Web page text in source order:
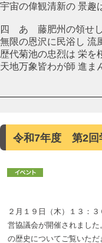
宇宙の偉観清新の 景趣
四 あゝ藤肥州の領せ
無限の恩沢に民浴し 流
歴代菊池の忠烈は 栄を
天地万象皆わが師 進ま
令和7年度 第2回
２月１９日（木）１３：
営協議会が開催されまし
の歴史についてご覧いた